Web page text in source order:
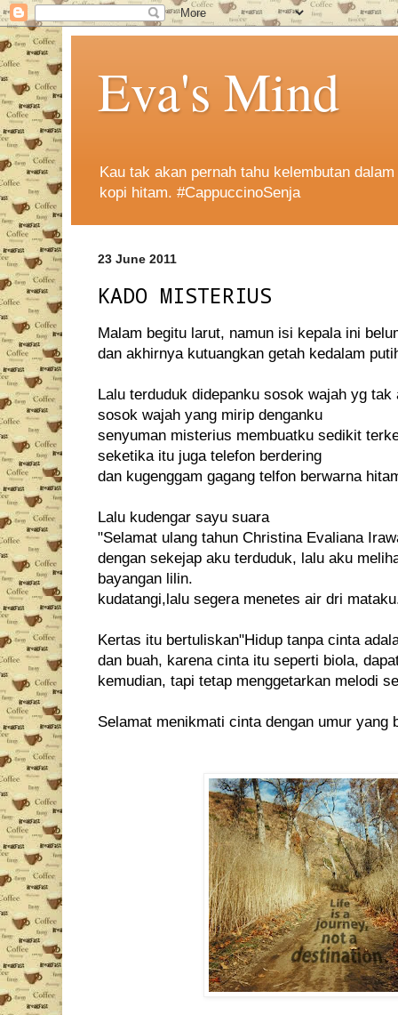
Eva's Mind
Kau tak akan pernah tahu kelembutan
kopi hitam. #CappuccinoSenja
23 June 2011
KADO MISTERIUS
Malam begitu larut, namun isi kepala ini
dan akhirnya kutuangkan getah kedalam
Lalu terduduk didepanku sosok wajah yg tak
sosok wajah yang mirip denganku
senyuman misterius membuatku sedikit
seketika itu juga telefon berdering
dan kugenggam gagang telfon berwarna
Lalu kudengar sayu suara
"Selamat ulang tahun Christina Evaliana
dengan sekejap aku terduduk, lalu aku
bayangan lilin.
kudatangi,lalu segera menetes air dri
Kertas itu bertuliskan"Hidup tanpa cinta
dan buah, karena cinta itu seperti biola,
kemudian, tapi tetap menggetarkan melodi
Selamat menikmati cinta dengan umur yang